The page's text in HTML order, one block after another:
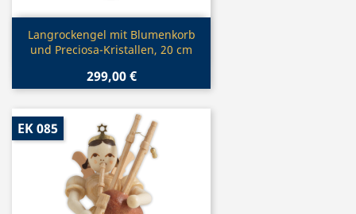
Vorschau
Langrockengel mit Blumenkorb
und Preciosa-Kristallen, 20 cm
299,00 €
EK 085